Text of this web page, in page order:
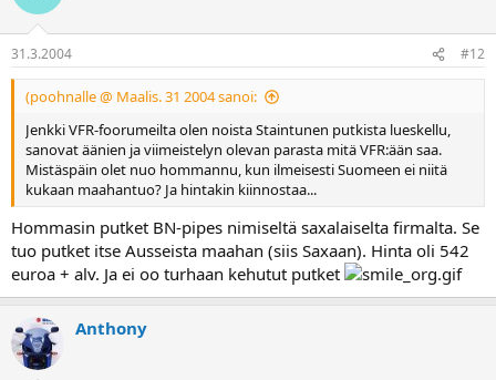
31.3.2004 #12
(poohnalle @ Maalis. 31 2004 sanoi:
Jenkki VFR-foorumeilta olen noista Staintunen putkista lueskellu,
sanovat äänien ja viimeistelyn olevan parasta mitä VFR:ään saa.
Mistäspäin olet nuo hommannu, kun ilmeisesti Suomeen ei niitä
kukaan maahantuo? Ja hintakin kiinnostaa...
Hommasin putket BN-pipes nimiseltä saxalaiselta firmalta. Se
tuo putket itse Ausseista maahan (siis Saxaan). Hinta oli 542
euroa + alv. Ja ei oo turhaan kehutut putket
Anthony